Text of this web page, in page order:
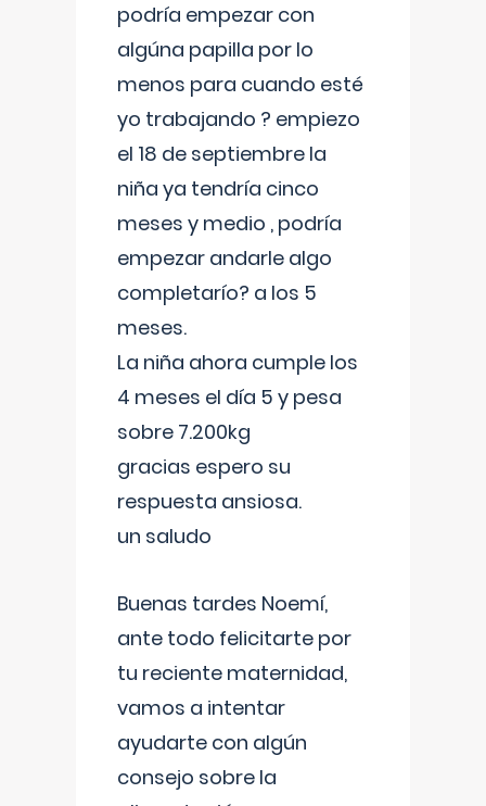
podría empezar con
algúna papilla por lo
menos para cuando esté
yo trabajando ? empiezo
el 18 de septiembre la
niña ya tendría cinco
meses y medio , podría
empezar andarle algo
completarío? a los 5
meses.
La niña ahora cumple los
4 meses el día 5 y pesa
sobre 7.200kg
gracias espero su
respuesta ansiosa.
un saludo
Buenas tardes Noemí,
ante todo felicitarte por
tu reciente maternidad,
vamos a intentar
ayudarte con algún
consejo sobre la